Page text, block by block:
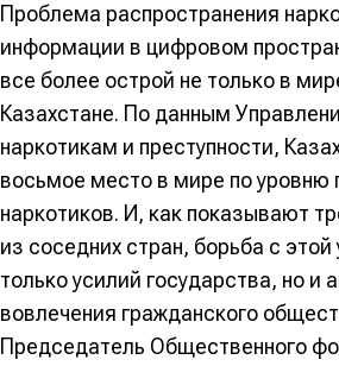
Проблема распространения
информации в цифровом
все более острой не только в
Казахстане. По данным
наркотикам и преступности,
восьмое место в мире по уровню
наркотиков. И, как показывают
из соседних стран, борьба с этой
только усилий государства, но и
вовлечения гражданского
Председатель Общественного